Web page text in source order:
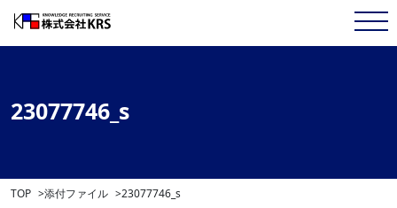
23077746_s
TOP 添付ファイル 23077746_s